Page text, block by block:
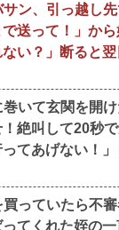
ン、引っ越し
送って！」か
い？」断ると
巻いて玄関を開
絶叫して20秒
ってあげない！
っていたら不
てくれた姪の